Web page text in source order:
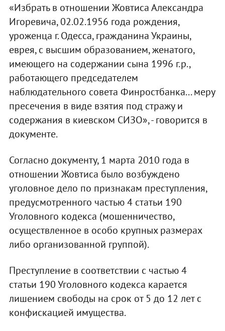
«Избрать в отношении Жовтиса Александра
Игоревича, 02.02.1956 года рождения,
уроженца г. Одесса, гражданина Украины,
еврея, с высшим образованием, женатого,
имеющего на содержании сына 1996 г.р.,
работающего председателем
наблюдательного совета Финростбанка... меру
пресечения в виде взятия под стражу и
содержания в киевском СИЗО», - говорится в
документе.
Согласно документу, 1 марта 2010 года в
отношении Жовтиса было возбуждено
уголовное дело по признакам преступления,
предусмотренного частью 4 статьи 190
Уголовного кодекса (мошенничество,
осуществленное в особо крупных размерах
либо организованной группой).
Преступление в соответствии с частью 4
статьи 190 Уголовного кодекса карается
лишением свободы на срок от 5 до 12 лет с
конфискацией имущества.